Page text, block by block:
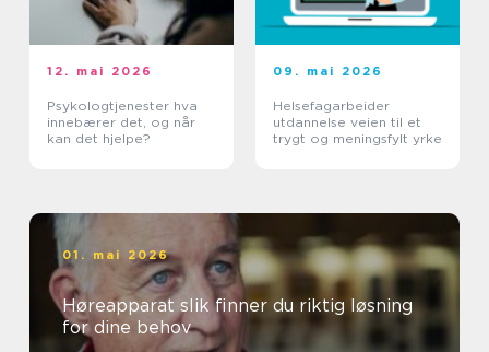
12. mai 2026
Psykologtjenester hva
innebærer det, og når
kan det hjelpe?
09. mai 2026
Helsefagarbeider
utdannelse veien til et
trygt og meningsfylt yrke
01. mai 2026
Høreapparat slik finner du riktig løsning
for dine behov